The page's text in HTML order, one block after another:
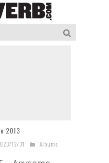
2013
12/31 Albums